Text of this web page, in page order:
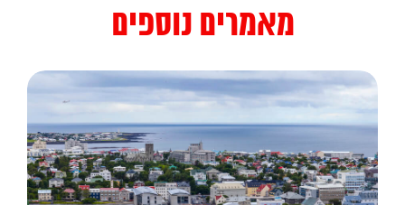
מאמרים נוספים